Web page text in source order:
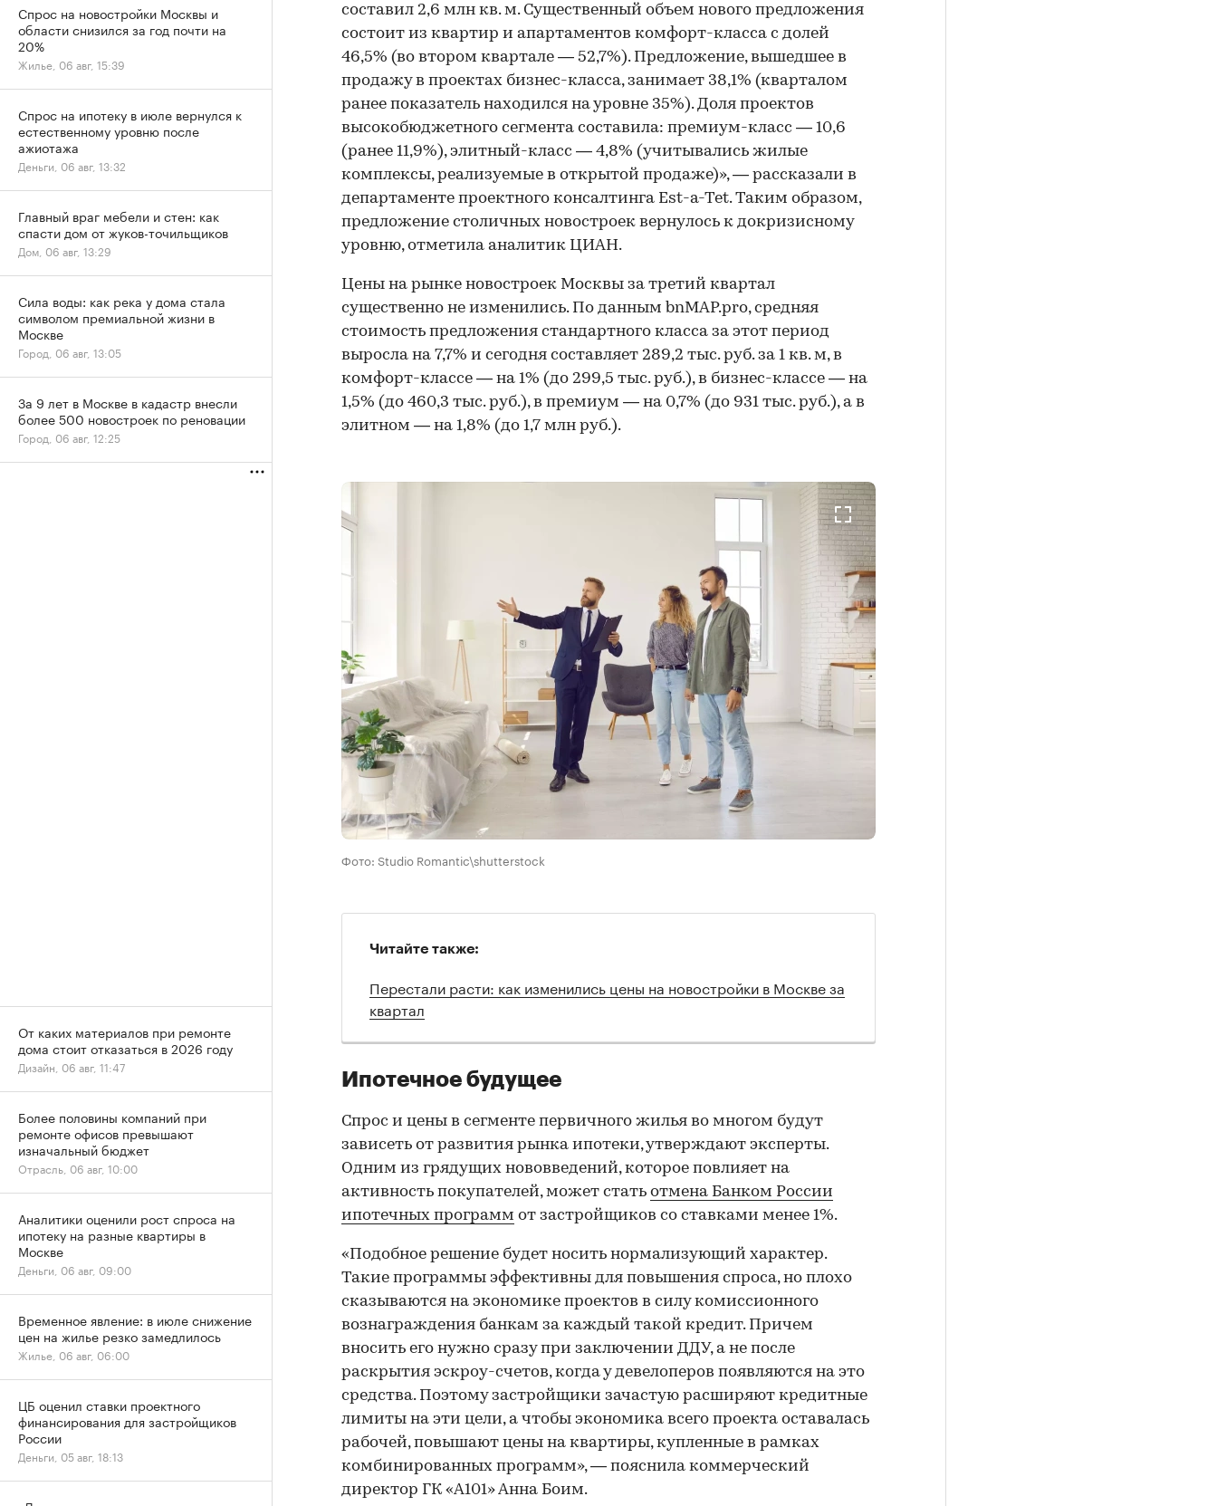
составил 2,6 млн кв. м. Существенный объем нового предложения
состоит из квартир и апартаментов комфорт-класса с долей
46,5% (во втором квартале — 52,7%). Предложение, вышедшее в
продажу в проектах бизнес-класса, занимает 38,1% (кварталом
ранее показатель находился на уровне 35%). Доля проектов
высокобюджетного сегмента составила: премиум-класс — 10,6
(ранее 11,9%), элитный-класс — 4,8% (учитывались жилые
комплексы, реализуемые в открытой продаже)», — рассказали в
департаменте проектного консалтинга Est-a-Tet. Таким образом,
предложение столичных новостроек вернулось к докризисному
уровню, отметила аналитик ЦИАН.
Цены на рынке новостроек Москвы за третий квартал
существенно не изменились. По данным bnMAP.pro, средняя
стоимость предложения стандартного класса за этот период
выросла на 7,7% и сегодня составляет 289,2 тыс. руб. за 1 кв. м, в
комфорт-классе — на 1% (до 299,5 тыс. руб.), в бизнес-классе — на
1,5% (до 460,3 тыс. руб.), в премиум — на 0,7% (до 931 тыс. руб.), а в
элитном — на 1,8% (до 1,7 млн руб.).
Фото: Studio Romantic\shutterstock
Читайте также:
Перестали расти: как изменились цены на новостройки в Москве за
квартал
Ипотечное будущее
Спрос и цены в сегменте первичного жилья во многом будут
зависеть от развития рынка ипотеки, утверждают эксперты.
Одним из грядущих нововведений, которое повлияет на
активность покупателей, может стать отмена Банком России
ипотечных программ от застройщиков со ставками менее 1%.
«Подобное решение будет носить нормализующий характер.
Такие программы эффективны для повышения спроса, но плохо
сказываются на экономике проектов в силу комиссионного
вознаграждения банкам за каждый такой кредит. Причем
вносить его нужно сразу при заключении ДДУ, а не после
раскрытия эскроу-счетов, когда у девелоперов появляются на это
средства. Поэтому застройщики зачастую расширяют кредитные
лимиты на эти цели, а чтобы экономика всего проекта оставалась
рабочей, повышают цены на квартиры, купленные в рамках
комбинированных программ», — пояснила коммерческий
директор ГК «А101» Анна Боим.
Спрос на новостройки Москвы и
области снизился за год почти на
20%
Жилье, 06 авг, 15:39
Спрос на ипотеку в июле вернулся к
естественному уровню после
ажиотажа
Деньги, 06 авг, 13:32
Главный враг мебели и стен: как
спасти дом от жуков-точильщиков
Дом, 06 авг, 13:29
Сила воды: как река у дома стала
символом премиальной жизни в
Москве
Город, 06 авг, 13:05
За 9 лет в Москве в кадастр внесли
более 500 новостроек по реновации
Город, 06 авг, 12:25
От каких материалов при ремонте
дома стоит отказаться в 2026 году
Дизайн, 06 авг, 11:47
Более половины компаний при
ремонте офисов превышают
изначальный бюджет
Отрасль, 06 авг, 10:00
Аналитики оценили рост спроса на
ипотеку на разные квартиры в
Москве
Деньги, 06 авг, 09:00
Временное явление: в июле снижение
цен на жилье резко замедлилось
Жилье, 06 авг, 06:00
ЦБ оценил ставки проектного
финансирования для застройщиков
России
Деньги, 05 авг, 18:13